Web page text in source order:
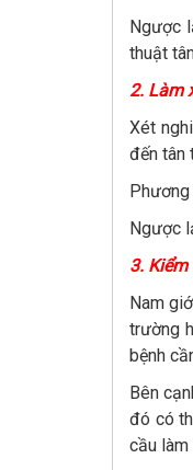
Ngược
thuật
2. Làm
Xét
đến tân
Phương
Ngược
3.
Nam
trường
bệnh
Bên
đó có
cầu